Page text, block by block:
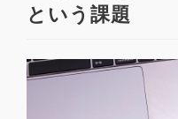
という課題